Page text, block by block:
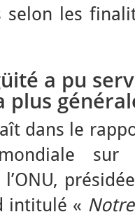
selon les
a pu
dans le
sur
intitulé «